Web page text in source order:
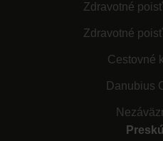
Zdravotné
Zdravotné
Cestovné
Danubius